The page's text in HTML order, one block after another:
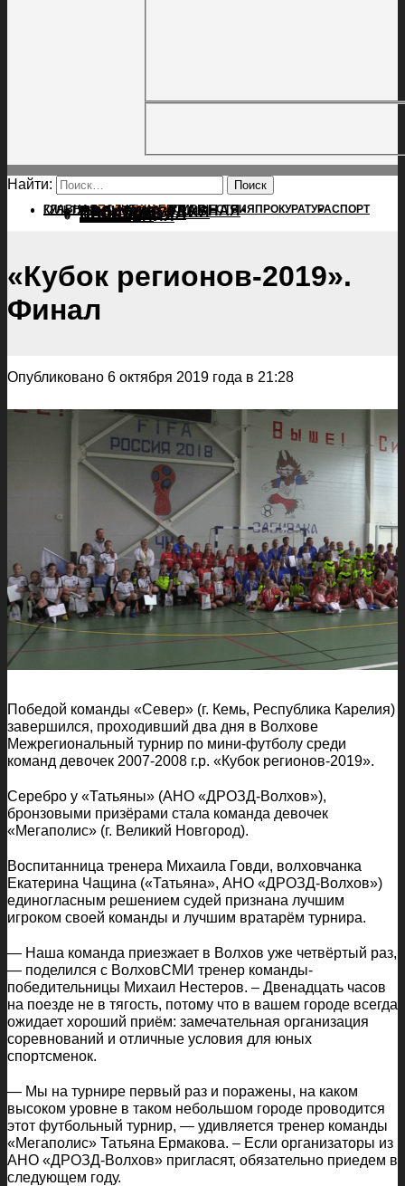
Найти:
ГЛАВНАЯПОЛИТИКАПРОИСШЕСТВИЯ ПРОКУРАТУРАСПОРТ
КУЛЬТУРАПОСЕЛЕНИЯГЛАВНАЯ
ПОЛИТИКА
ПРОИСШЕСТВИЯ
ПРОКУРАТУРА
СПОРТ
КУЛЬТУРА
ПОСЕЛЕНИЯ
«Кубок регионов-2019».
Финал
Опубликовано 6 октября 2019 года в 21:28
Победой команды «Север» (г. Кемь, Республика Карелия)
завершился, проходивший два дня в Волхове
Межрегиональный турнир по мини-футболу среди
команд девочек 2007-2008 г.р. «Кубок регионов-2019».
Серебро у «Татьяны» (АНО «ДРОЗД-Волхов»),
бронзовыми призёрами стала команда девочек
«Мегаполис» (г. Великий Новгород).
Воспитанница тренера Михаила Говди, волховчанка
Екатерина Чащина («Татьяна», АНО «ДРОЗД-Волхов»)
единогласным решением судей признана лучшим
игроком своей команды и лучшим вратарём турнира.
— Наша команда приезжает в Волхов уже четвёртый раз,
— поделился с ВолховСМИ тренер команды-
победительницы Михаил Нестеров. – Двенадцать часов
на поезде не в тягость, потому что в вашем городе всегда
ожидает хороший приём: замечательная организация
соревнований и отличные условия для юных
спортсменок.
— Мы на турнире первый раз и поражены, на каком
высоком уровне в таком небольшом городе проводится
этот футбольный турнир, — удивляется тренер команды
«Мегаполис» Татьяна Ермакова. – Если организаторы из
АНО «ДРОЗД-Волхов» пригласят, обязательно приедем в
следующем году.